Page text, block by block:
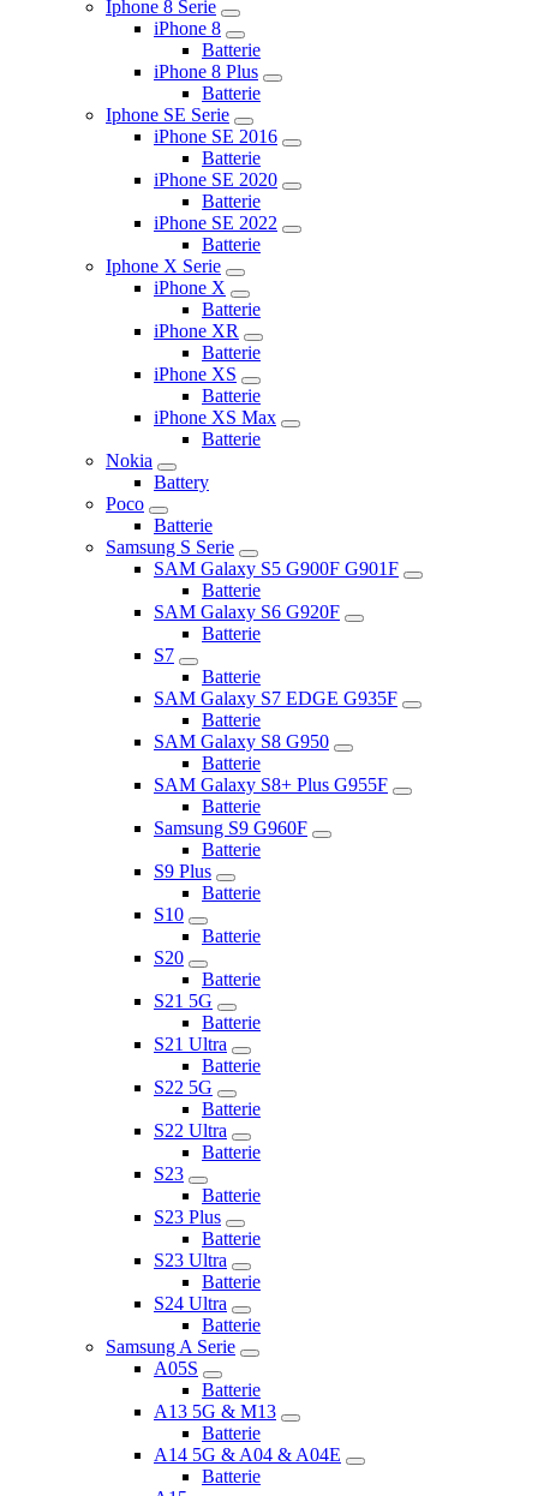
Iphone 8 Serie
iPhone 8
Batterie
iPhone 8 Plus
Batterie
Iphone SE Serie
iPhone SE 2016
Batterie
iPhone SE 2020
Batterie
iPhone SE 2022
Batterie
Iphone X Serie
iPhone X
Batterie
iPhone XR
Batterie
iPhone XS
Batterie
iPhone XS Max
Batterie
Nokia
Battery
Poco
Batterie
Samsung S Serie
SAM Galaxy S5 G900F G901F
Batterie
SAM Galaxy S6 G920F
Batterie
S7
Batterie
SAM Galaxy S7 EDGE G935F
Batterie
SAM Galaxy S8 G950
Batterie
SAM Galaxy S8+ Plus G955F
Batterie
Samsung S9 G960F
Batterie
S9 Plus
Batterie
S10
Batterie
S20
Batterie
S21 5G
Batterie
S21 Ultra
Batterie
S22 5G
Batterie
S22 Ultra
Batterie
S23
Batterie
S23 Plus
Batterie
S23 Ultra
Batterie
S24 Ultra
Batterie
Samsung A Serie
A05S
Batterie
A13 5G & M13
Batterie
A14 5G & A04 & A04E
Batterie